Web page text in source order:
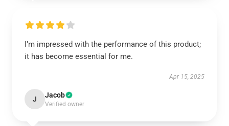
I’m impressed with the performance of this product;
it has become essential for me.
Apr 15, 2025
J Jacob
Verified owner